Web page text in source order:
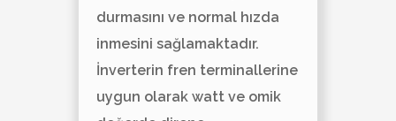
durmasını ve normal hızda
inmesini sağlamaktadır.
İnverterin fren terminallerine
uygun olarak watt ve omik